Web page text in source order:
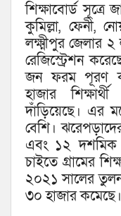
শিক্ষাবোর্ড সূত্রে
কুমিল্লা, ফেনী,
লক্ষ্মীপুর জেলার
রেজিস্ট্রেশন
জন ফরম পূরণ
হাজার
দাঁড়িয়েছে। এর
বেশি।
এবং ১২ দশমিক
চাইতে গ্রামের
২০২১ সালের
৩০ হাজার কমেছে।